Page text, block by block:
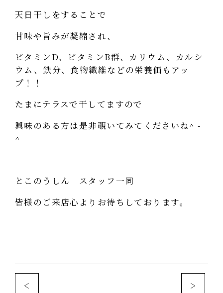
天日干しをすることで
甘味や旨みが凝縮され、
ビタミンD、ビタミンB群、カリウム、カルシ
ウム、鉄分、食物繊維などの栄養価もアッ
プ！！
たまにテラスで干してますので
興味のある方は是非覗いてみてくださいね^ -
^
とこのうしん スタッフ一同
皆様のご来店心よりお待ちしております。
< >